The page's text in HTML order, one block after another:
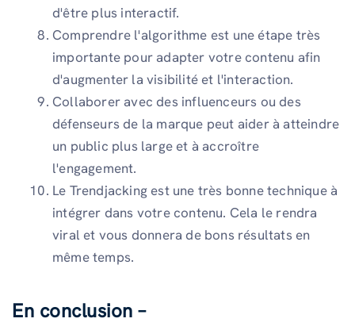
d'être plus interactif.
Comprendre l'algorithme est une étape très
importante pour adapter votre contenu afin
d'augmenter la visibilité et l'interaction.
Collaborer avec des influenceurs ou des
défenseurs de la marque peut aider à atteindre
un public plus large et à accroître
l'engagement.
Le Trendjacking est une très bonne technique à
intégrer dans votre contenu. Cela le rendra
viral et vous donnera de bons résultats en
même temps.
En conclusion –